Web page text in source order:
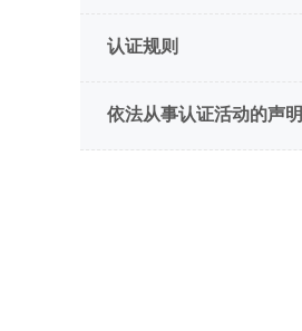
认证规则
依法从事认证活动的声明